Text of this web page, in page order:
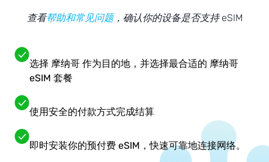
查看帮助和常见问题，确认你的设备是否支持 eSIM
选择 摩纳哥 作为目的地，并选择最合适的 摩纳哥
eSIM 套餐
使用安全的付款方式完成结算
即时安装你的预付费 eSIM，快速可靠地连接网络。